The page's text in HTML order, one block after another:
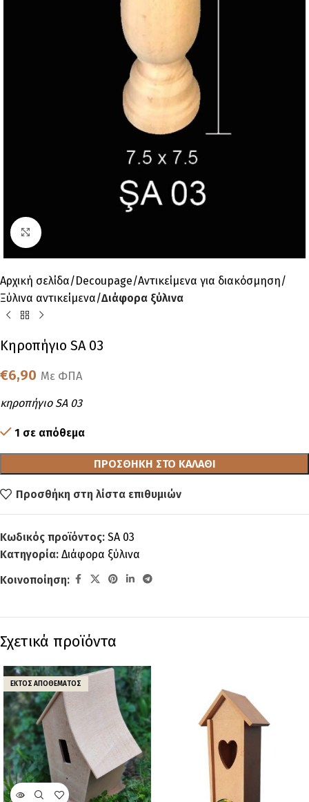
Click to enlarge
Αρχική σελίδα Decoupage Αντικείμενα για διακόσμηση
Ξύλινα αντικείμενα Διάφορα ξύλινα
Κηροπήγιο SA 03
€6,90 Με ΦΠΑ
κηροπήγιο SA 03
1 σε απόθεμα
ΠΡΟΣΘΉΚΗ ΣΤΟ ΚΑΛΆΘΙ
Προσθήκη στη λίστα επιθυμιών
Κωδικός προϊόντος: SA 03
Κατηγορία: Διάφορα ξύλινα
Κοινοποίηση:
Σχετικά προϊόντα
ΕΚΤΌΣ ΑΠΟΘΈΜΑΤΟΣ